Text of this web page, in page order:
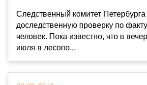
Следственный комитет
доследственную проверку по
человек. Пока известно, что в
июля в лесопо...